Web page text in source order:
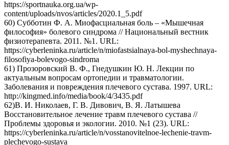
https://sportnauka.org.ua/wp-
content/uploads/nvos/articles/2020.1_5.pdf
60) Субботин Ф. А. Миофасциальная боль – «Мышечная
философия» болевого синдрома // Национальный вестник
физиотерапевта. 2011. №1. URL:
https://cyberleninka.ru/article/n/miofastsialnaya-bol-myshechnaya-
filosofiya-bolevogo-sindroma
61) Прозоровский В. Ф., Гнедушкин Ю. Н. Лекции по
актуальным вопросам ортопедии и травматологии.
Заболевания и повреждения плечевого сустава. 1997. URL:
http://kingmed.info/media/book/4/3435.pdf
62)В. И. Николаев, Г. В. Дивович, В. Я. Латышева
Восстановительное лечение травм плечевого сустава //
Проблемы здоровья и экологии. 2010. №1 (23). URL:
https://cyberleninka.ru/article/n/vosstanovitelnoe-lechenie-travm-
plechevogo-sustava